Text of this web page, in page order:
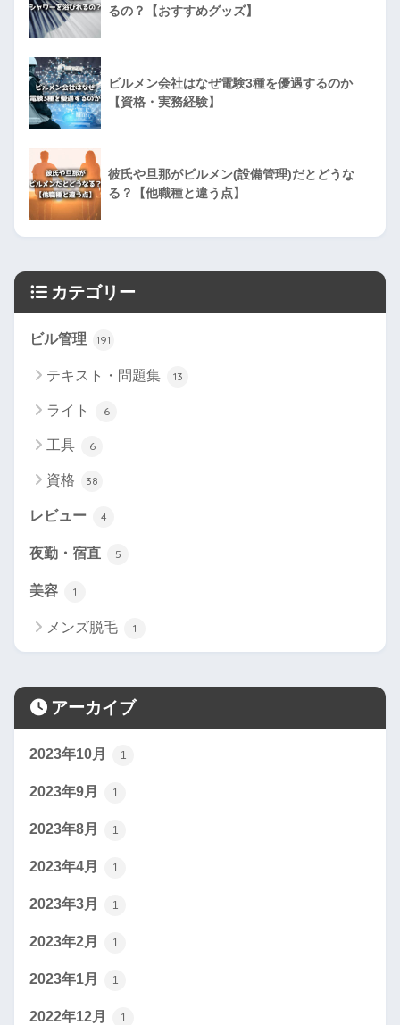
るの？【おすすめグッズ】
ビルメン会社はなぜ電験3種を優遇するのか
【資格・実務経験】
彼氏や旦那がビルメン(設備管理)だとどうな
る？【他職種と違う点】
カテゴリー
ビル管理 191
テキスト・問題集 13
ライト 6
工具 6
資格 38
レビュー 4
夜勤・宿直 5
美容 1
メンズ脱毛 1
アーカイブ
2023年10月 1
2023年9月 1
2023年8月 1
2023年4月 1
2023年3月 1
2023年2月 1
2023年1月 1
2022年12月 1